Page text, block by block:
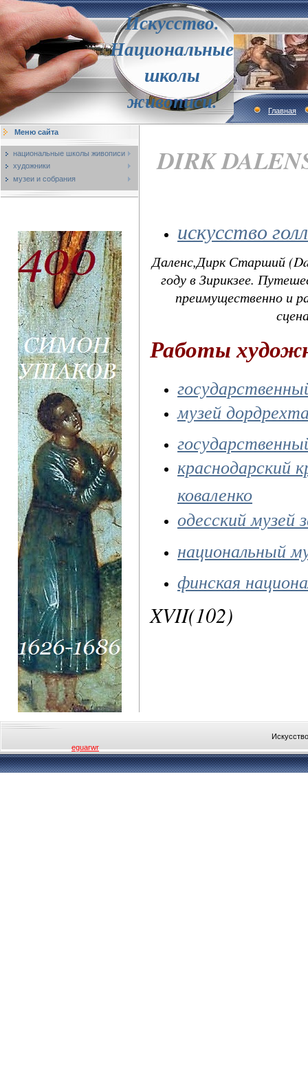
Искусство.
Национальные
школы
живописи.
Главная
Меню сайта
национальные школы живописи
художники
музеи и собрания
DIRK
искусство
Даленс,Дирк Старший
году в Зирикзее.
преимущественно и
Работы
музей
краснодарский
коваленко
одесский музей
национальный
финская
XVII(102)
eguarwr